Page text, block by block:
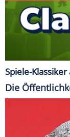
Spiele-Klassiker
Die